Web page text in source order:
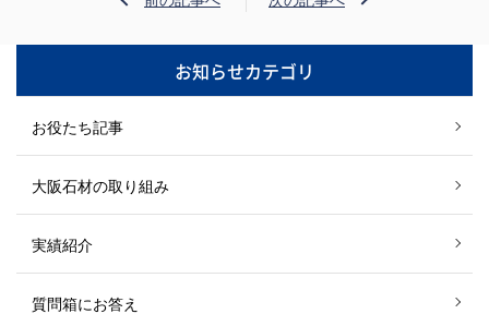
お知らせカテゴリ
お役たち記事
大阪石材の取り組み
実績紹介
質問箱にお答え